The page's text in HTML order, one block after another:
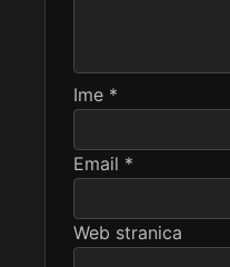
Ime *
Email *
Web stranica